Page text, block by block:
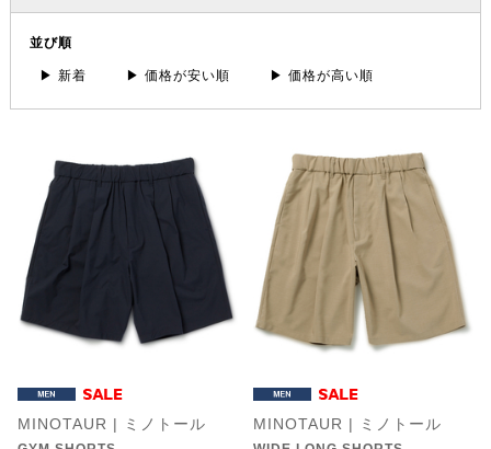
並び順
▶ 新着 ▶ 価格が安い順 ▶ 価格が高い順
MINOTAUR | ミノトール MINOTAUR | ミノトール